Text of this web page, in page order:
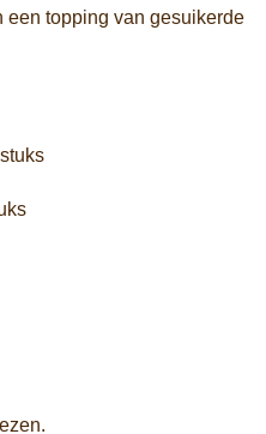
een topping van gesuikerde